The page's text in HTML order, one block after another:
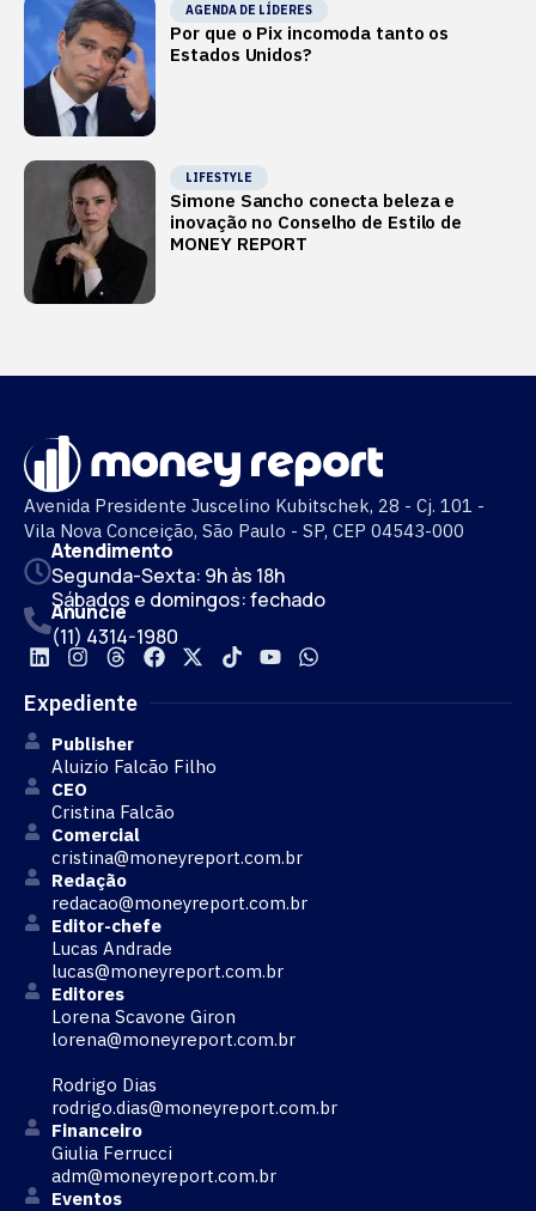
AGENDA DE LÍDERES
Por que o Pix incomoda tanto os
Estados Unidos?
LIFESTYLE
Simone Sancho conecta beleza e
inovação no Conselho de Estilo de
MONEY REPORT
Avenida Presidente Juscelino Kubitschek, 28 - Cj. 101 -
Vila Nova Conceição, São Paulo - SP, CEP 04543-000
Atendimento
Segunda-Sexta: 9h às 18h
Sábados e domingos: fechado
Anuncie
(11) 4314-1980
Expediente
Publisher
Aluizio Falcão Filho
CEO
Cristina Falcão
Comercial
cristina@moneyreport.com.br
Redação
redacao@moneyreport.com.br
Editor-chefe
Lucas Andrade
lucas@moneyreport.com.br
Editores
Lorena Scavone Giron
lorena@moneyreport.com.br
Rodrigo Dias
rodrigo.dias@moneyreport.com.br
Financeiro
Giulia Ferrucci
adm@moneyreport.com.br
Eventos